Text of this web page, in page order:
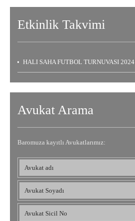
Etkinlik Takvimi
HALI SAHA FUTBOL TURNUVASI 2024
Avukat Arama
Baromuza kayıtlı Avukatlarımız: